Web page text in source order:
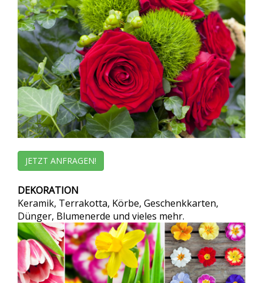
JETZT ANFRAGEN!
DEKORATION
Keramik, Terrakotta, Körbe, Geschenkkarten,
Dünger, Blumenerde und vieles mehr.